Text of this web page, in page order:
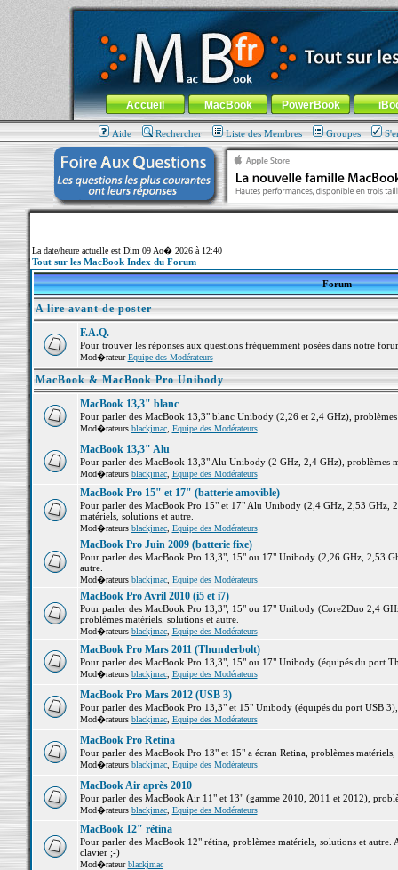
MacBook-fr.com : 100% Apple... 100% nomade !
Aller au contenu-Aller au menu général-Aller au menu de
Menu général
Accueil MacBook PowerBook
Aide Rechercher Liste des Membres Groupes
La date/heure actuelle est Dim 09 Ao� 2026 à 12:40
Tout sur les MacBook Index du Forum
Forum
A lire avant de poster
F.A.Q.
Pour trouver les réponses aux questions fréquemment posées dans notre
Mod�rateurEquipe des Modérateurs
MacBook & MacBook Pro Unibody
MacBook 13,3" blanc
Pour parler des MacBook 13,3" blanc Unibody (2,26 et 2,4 GHz),
Mod�rateurs blackjmac, Equipe des Modérateurs
MacBook 13,3" Alu
Pour parler des MacBook 13,3" Alu Unibody (2 GHz, 2,4 GHz), problèmes
Mod�rateurs blackjmac, Equipe des Modérateurs
MacBook Pro 15" et 17" (batterie amovible)
Pour parler des MacBook Pro 15" et 17" Alu Unibody (2,4 GHz, 2,53 GHz,
matériels, solutions et autre.
Mod�rateurs blackjmac, Equipe des Modérateurs
MacBook Pro Juin 2009 (batterie fixe)
Pour parler des MacBook Pro 13,3", 15" ou 17" Unibody (2,26 GHz, 2,53
autre.
Mod�rateurs blackjmac, Equipe des Modérateurs
MacBook Pro Avril 2010 (i5 et i7)
Pour parler des MacBook Pro 13,3", 15" ou 17" Unibody (Core2Duo 2,4
problèmes matériels, solutions et autre.
Mod�rateurs blackjmac, Equipe des Modérateurs
MacBook Pro Mars 2011 (Thunderbolt)
Pour parler des MacBook Pro 13,3", 15" ou 17" Unibody (équipés du port
Mod�rateurs blackjmac, Equipe des Modérateurs
MacBook Pro Mars 2012 (USB 3)
Pour parler des MacBook Pro 13,3" et 15" Unibody (équipés du port USB
Mod�rateurs blackjmac, Equipe des Modérateurs
MacBook Pro Retina
Pour parler des MacBook Pro 13" et 15" a écran Retina, problèmes matériels,
Mod�rateurs blackjmac, Equipe des Modérateurs
MacBook Air après 2010
Pour parler des MacBook Air 11" et 13" (gamme 2010, 2011 et 2012),
Mod�rateurs blackjmac, Equipe des Modérateurs
MacBook 12" rétina
Pour parler des MacBook 12" rétina, problèmes matériels, solutions et
clavier ;-)
Mod�rateurblackjmac